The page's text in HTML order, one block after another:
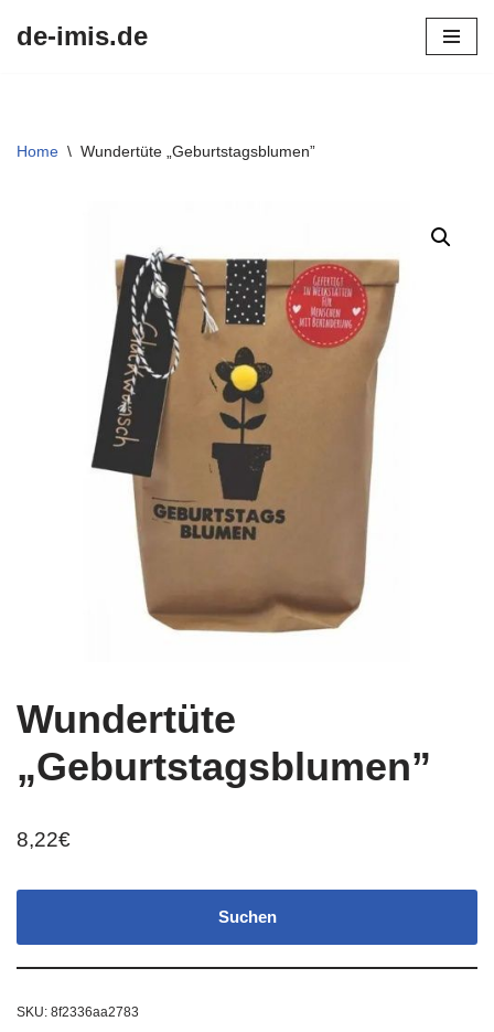
de-imis.de
Home \ Wundertüte „Geburtstagsblumen”
Wundertüte
„Geburtstagsblumen”
8,22€
Suchen
SKU: 8f2336aa2783